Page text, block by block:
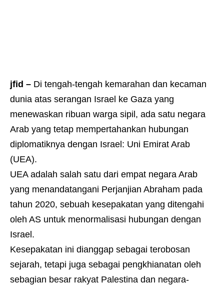
jfid – Di tengah-tengah kemarahan dan kecaman
dunia atas serangan Israel ke Gaza yang
menewaskan ribuan warga sipil, ada satu negara
Arab yang tetap mempertahankan hubungan
diplomatiknya dengan Israel: Uni Emirat Arab
(UEA).
UEA adalah salah satu dari empat negara Arab
yang menandatangani Perjanjian Abraham pada
tahun 2020, sebuah kesepakatan yang ditengahi
oleh AS untuk menormalisasi hubungan dengan
Israel.
Kesepakatan ini dianggap sebagai terobosan
sejarah, tetapi juga sebagai pengkhianatan oleh
sebagian besar rakyat Palestina dan negara-